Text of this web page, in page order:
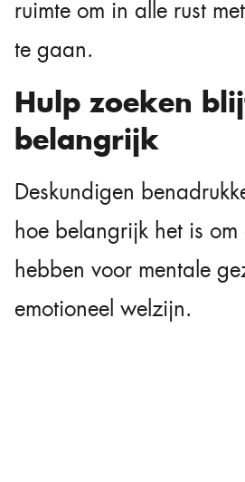
ruimte om in alle rust
te gaan.
Hulp zoeken
belangrijk
Deskundigen
hoe belangrijk het is
hebben voor mentale
emotioneel welzijn.